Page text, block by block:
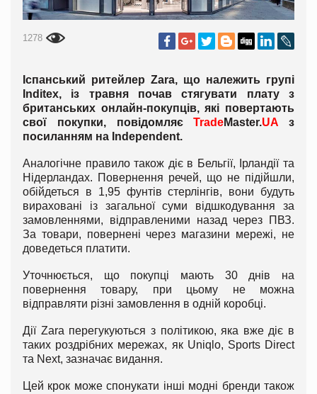
1278
Іспанський ритейлер Zara, що належить групі
Inditex, із травня почав стягувати плату з
британських онлайн-покупців, які повертають
свої покупки, повідомляєTradeMaster.UA з
посиланням на Independent.
Аналогічне правило також діє в Бельгії, Ірландії та
Нідерландах. Повернення речей, що не підійшли,
обійдеться в 1,95 фунтів стерлінгів, вони будуть
вираховані із загальної суми відшкодування за
замовленнями, відправленими назад через ПВЗ.
За товари, повернені через магазини мережі, не
доведеться платити.
Уточнюється, що покупці мають 30 днів на
повернення товару, при цьому не можна
відправляти різні замовлення в одній коробці.
Дії Zara перегукуються з політикою, яка вже діє в
таких роздрібних мережах, як Uniqlo, Sports Direct
та Next, зазначає видання.
Цей крок може спонукати інші модні бренди також